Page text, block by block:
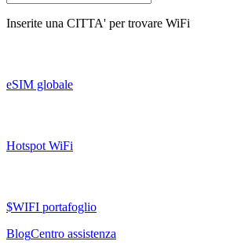
Inserite una CITTA' per trovare WiFi
eSIM globale
Hotspot WiFi
$WIFI portafoglio
BlogCentro assistenza